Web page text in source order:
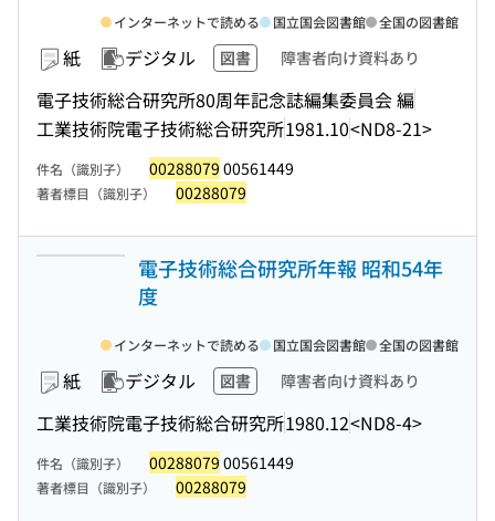
紙 デジタル 図書 障害者向け資料あり
電子技術総合研究所80周年記念誌編集委員会 編
工業技術院電子技術総合研究所1981.10<ND8-21>
インターネットで読める 国立国会図書館 全国の図書館
件名（識別子） 00288079 00561449
著者標目（識別子） 00288079
電子技術総合研究所年報 昭和54年
度
紙 デジタル 図書 障害者向け資料あり
工業技術院電子技術総合研究所1980.12<ND8-4>
インターネットで読める 国立国会図書館 全国の図書館
件名（識別子） 00288079 00561449
著者標目（識別子） 00288079